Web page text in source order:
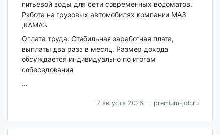
питьевой воды для сети современных водоматов.
Работа на грузовых автомобилях компании МАЗ
,КАМАЗ
Оплата труда: Стабильная заработная плата,
выплаты два раза в месяц. Размер дохода
обсуждается индивидуально по итогам
собеседования
...
7 августа 2026 — premium-job.ru